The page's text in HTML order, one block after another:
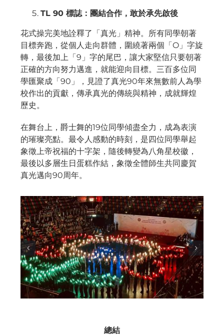
TL 90 標誌：團結合作，敢於承先啟後
花式操完美地詮釋了「真光」精神。所有同學朝著
目標奔跑，從個人走向群體，圍繞著兩個「O」字旋
轉，最後加上「9」字的尾巴，讓大家堅信只要朝著
正確的方向努力邁進，就能迎向目標。三百多位同
學匯聚成「90」，見證了真光90年來無數前人為學
校作出的貢獻，傳承真光的傳統與精神，成就輝煌
歷史。
在舞台上，爵士舞的19位同學傾盡全力，成為表演
的璀璨亮點。最令人感動的時刻，是四位同學舉起
象徵上帝祝福的十字架，隨後轉變為八角星校徽，
最後以多層生日蛋糕作結，象徵全體師生共同慶賀
真光邁向90周年。
總結